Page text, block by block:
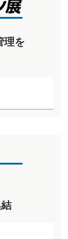
理を